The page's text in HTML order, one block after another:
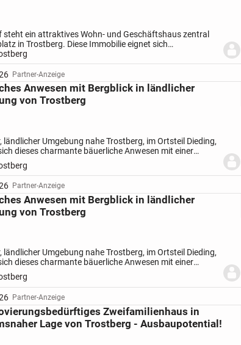
als gesamter Immobilienkomplex.
steht ein attraktives Wohn- und Geschäftshaus zentral
in Trostberg. Diese Immobilie eignet sich
als Kapitalanlage und bietet vielfältige
Das...
Partner-Anzeige
Anwesen mit Bergblick in ländlicher
von Trostberg
ländlicher Umgebung nahe Trostberg, im Ortsteil Dieding,
dieses charmante bäuerliche Anwesen mit einer
Wohnfläche von ca. 268 m² sowie einer zusätzlichen...
Partner-Anzeige
Anwesen mit Bergblick in ländlicher
von Trostberg
ländlicher Umgebung nahe Trostberg, im Ortsteil Dieding,
dieses charmante bäuerliche Anwesen mit einer
Wohnfläche von ca. 268 m² sowie einer zusätzlichen...
Partner-Anzeige
Zweifamilienhaus in
Lage von Trostberg - Ausbaupotential!